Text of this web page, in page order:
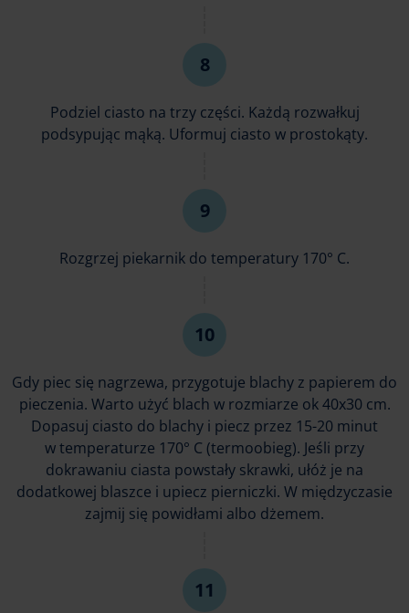
Podziel ciasto na trzy części. Każdą rozwałkuj
podsypując mąką. Uformuj ciasto w prostokąty.
Rozgrzej piekarnik do temperatury 170° C.
Gdy piec się nagrzewa, przygotuje blachy z papierem do
pieczenia. Warto użyć blach w rozmiarze ok 40x30 cm.
Dopasuj ciasto do blachy i piecz przez 15-20 minut
w temperaturze 170° C (termoobieg). Jeśli przy
dokrawaniu ciasta powstały skrawki, ułóż je na
dodatkowej blaszce i upiecz pierniczki. W międzyczasie
zajmij się powidłami albo dżemem.